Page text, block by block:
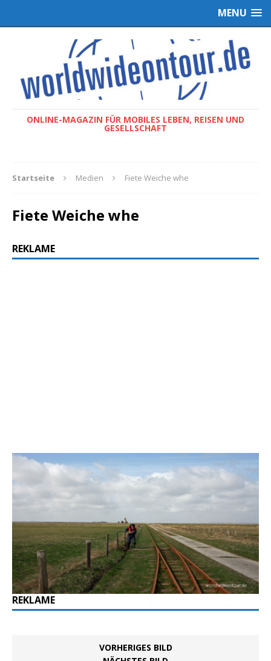
MENU
ONLINE-MAGAZIN FÜR MOBILES LEBEN, REISEN UND
GESELLSCHAFT
Startseite Medien Fiete Weiche whe
Fiete Weiche whe
REKLAME
REKLAME
VORHERIGES BILD